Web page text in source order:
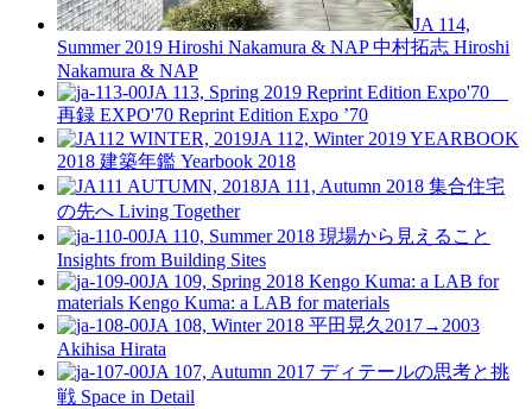
JA 114,
Summer 2019 Hiroshi Nakamura & NAP 中村拓志 Hiroshi
Nakamura & NAP
JA 113, Spring 2019 Reprint Edition Expo'70
再録 EXPO'70 Reprint Edition Expo ’70
JA 112, Winter 2019YEARBOOK
2018 建築年鑑 Yearbook 2018
JA 111, Autumn 2018 集合住宅
の先へ Living Together
JA 110, Summer 2018 現場から見えること
Insights from Building Sites
JA 109, Spring 2018 Kengo Kuma: a LAB for
materials Kengo Kuma: a LAB for materials
JA 108, Winter 2018 平田晃久2017→2003
Akihisa Hirata
JA 107, Autumn 2017 ディテールの思考と挑
戦 Space in Detail